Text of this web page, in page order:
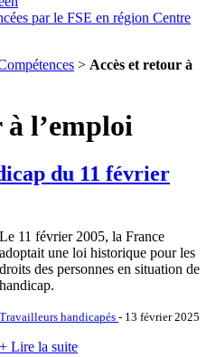
par le FSE en région Centre
> Accès et retour à
l’emploi
du 11 février
Le 11 février 2005, la France
adoptait une loi historique pour les
droits des personnes en situation de
handicap.
Travailleurs handicapés - 13 février 2025
+ Lire la suite